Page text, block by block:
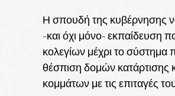
Η σπουδή της κυβέρνησης
-και όχι μόνο- εκπαίδευση
κολεγίων μέχρι το σύστημα
θέσπιση δομών κατάρτισης
κομμάτων με τις επιταγές